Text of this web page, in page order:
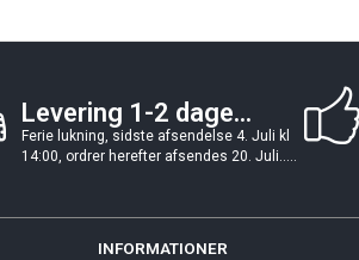
Levering 1-2 dage...
Ferie lukning, sidste afsendelse 4. Juli kl
14:00, ordrer herefter afsendes 20. Juli.....
INFORMATIONER